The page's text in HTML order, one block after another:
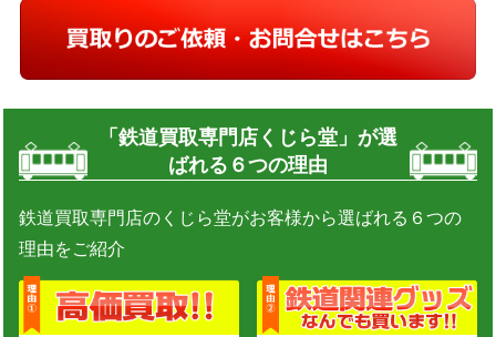
「鉄道買取専門店くじら堂」が選
ばれる６つの理由
鉄道買取専門店のくじら堂がお客様から選ばれる６つの
理由をご紹介